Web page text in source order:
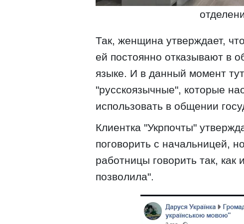
Так, женщина утверждает,
ей постоянно отказывают в
языке. И в данный момент
"русскоязычные", которые
использовать в общении
Клиентка "Укрпочты"
поговорить с начальницей,
работницы говорить так, как
позволила".